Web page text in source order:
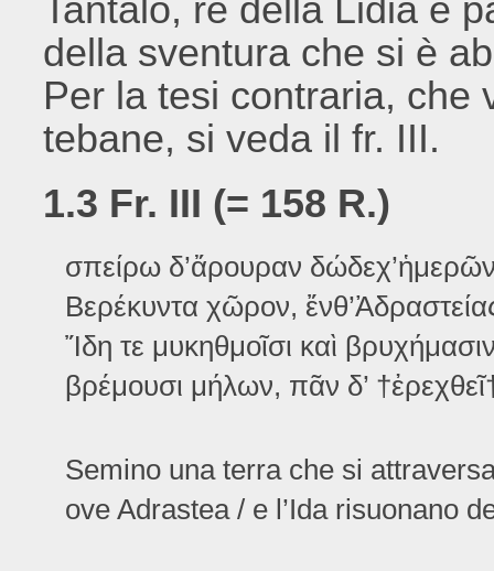
Tantalo, re della Lidia e
della sventura che si è
Per la tesi contraria, che
tebane, si veda il fr. III.
1.3 Fr. III (= 158 R.)
σπείρω δ’ἄρουραν
Βερέκυντα χῶρον,
Ἴδη τε μυκηθμοῖσι καὶ
βρέμουσι μήλων, πᾶν δ’
Semino una terra che si
ove Adrastea / e l’Ida risuonano